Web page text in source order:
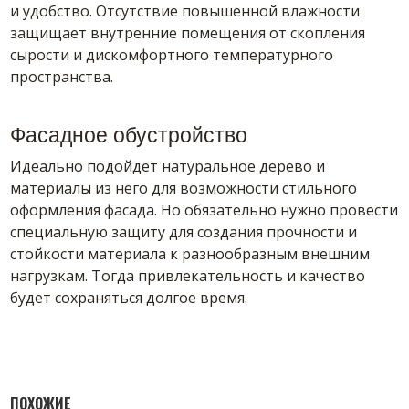
и удобство. Отсутствие повышенной влажности
защищает внутренние помещения от скопления
сырости и дискомфортного температурного
пространства.
Фасадное обустройство
Идеально подойдет натуральное дерево и
материалы из него для возможности стильного
оформления фасада. Но обязательно нужно провести
специальную защиту для создания прочности и
стойкости материала к разнообразным внешним
нагрузкам. Тогда привлекательность и качество
будет сохраняться долгое время.
ПОХОЖИЕ